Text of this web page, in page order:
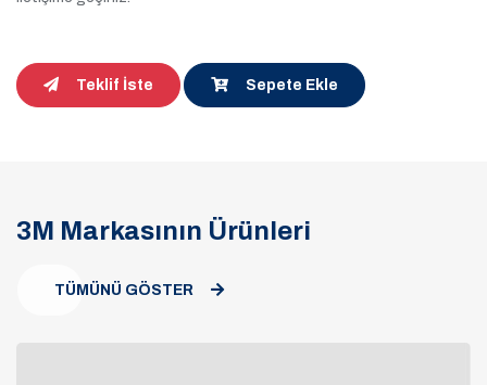
Teklif İste Sepete Ekle
3M Markasının Ürünleri
TÜMÜNÜ GÖSTER